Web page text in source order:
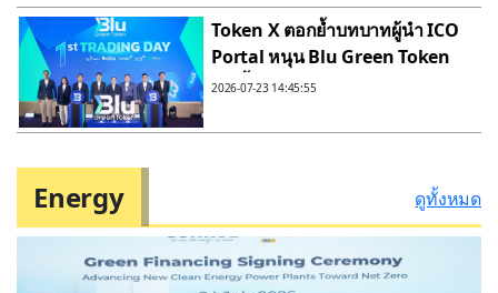
Token X ตอกย้ำบทบาทผู้นำ ICO
Portal หนุน Blu Green Token
เปิดซื้อขายวันแรกบน Bitkub
อนุรักษ์สิ่งแวดล้อมไทยสู่ตลาดทุน
2026-07-23 14:45:55
Energy ดูทั้งหมด